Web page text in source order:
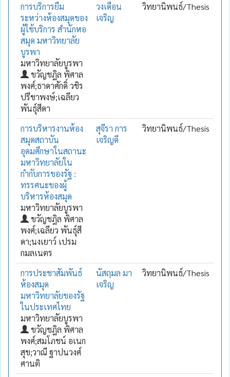
การบริการยืม
ระหว่างห้องสมุดของ
ผู้ใช้บริการ สำนักหอ
สมุด มหาวิทยาลัย
บูรพา
มหาวิทยาลัยบูรพา
ขวัญชฎิล พิศาล
พงศ์;ธาดาศักดิ์ วชิร
ปรีชาพงษ์;เฉลียว
พันธุ์สีดา
วงเดือน
เจริญ
วิทยานิพนธ์/Thesis
การบริหารงานห้อง
สมุดสถาบัน
อุดมศึกษาในสถานะ
มหาวิทยาลัยใน
กำกับการของรัฐ :
ทรรศนะของผู้
บริหารห้องสมุด
มหาวิทยาลัยบูรพา
ขวัญชฎิล พิศาล
พงศ์;เฉลียว พันธุ์สี
ดา;นงเยาว์ เปรม
กมลเนตร
สุจีรา การ
เจริญดี
วิทยานิพนธ์/Thesis
การประชาสัมพันธ์
ห้องสมุด
มหาวิทยาลัยของรัฐ
ในประเทศไทย
มหาวิทยาลัยบูรพา
ขวัญชฎิล พิศาล
พงศ์;สมโภชน์ อเนก
สุข;วาณี ฐาปนวงศ์
ศานติ
นัสฤมล มา
เจริญ
วิทยานิพนธ์/Thesis